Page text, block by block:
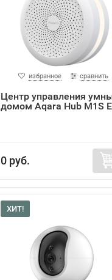
избранное сравнить
Центр управления
домом Aqara Hub M1S
0 руб.
ХИТ!